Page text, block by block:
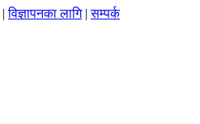
|विज्ञापनका लागि|सम्पर्क